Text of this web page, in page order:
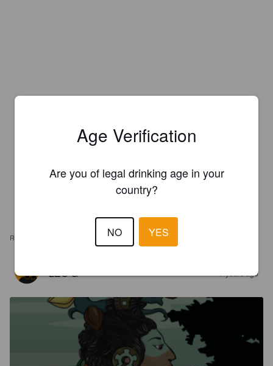
REVIEWS
LÉO G 7 years ago
Age Verification
Are you of legal drinking age in your
country?
NO YES